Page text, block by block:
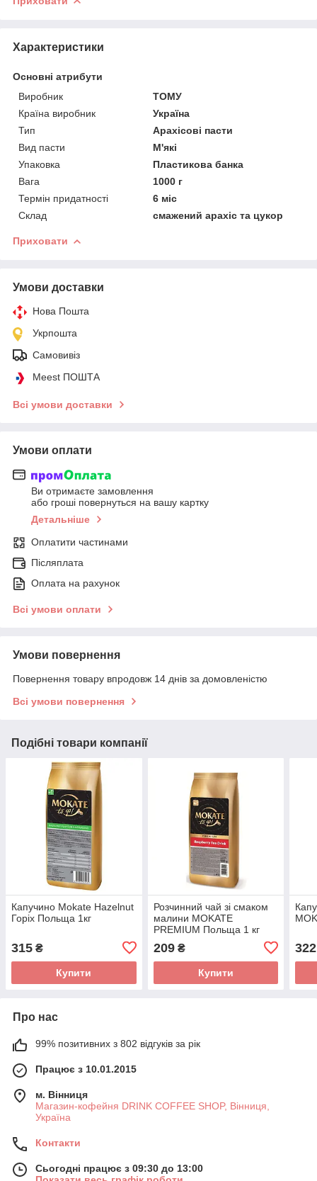
Характеристики
Основні атрибути
Виробник
ТОМУ
Країна виробник
Україна
Тип
Арахісові пасти
Вид пасти
М'які
Упаковка
Пластикова банка
Вага
1000 г
Термін придатності
6 міс
Склад
смажений арахіс та цукор
Приховати
Умови доставки
Нова Пошта
Укрпошта
Самовивіз
Meest ПОШТА
Всі умови доставки
Умови оплати
Ви отримаєте замовлення
або гроші повернуться на вашу картку
Детальніше
Оплатити частинами
Післяплата
Оплата на рахунок
Всі умови оплати
Умови повернення
Повернення товару впродовж 14 днів за домовленістю
Всі умови повернення
Подібні товари компанії
Капучино Mokate Hazelnut
Горіх Польща 1кг
315 ₴
Купити
Розчинний чай зі смаком
малини MOKATE
PREMIUM Польща 1 кг
209₴
Купити
322
Про нас
99% позитивних з 802 відгуків за рік
Працює з 10.01.2015
м. Вінниця
Магазин-кофейня DRINK COFFEE SHOP, Вінниця,
Україна
Контакти
Сьогодні працює з 09:30 до 13:00